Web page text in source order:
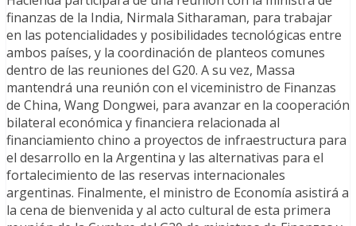
finanzas de la India, Nirmala Sitharaman, para trabajar
en las potencialidades y posibilidades tecnológicas entre
ambos países, y la coordinación de planteos comunes
dentro de las reuniones del G20. A su vez, Massa
mantendrá una reunión con el viceministro de Finanzas
de China, Wang Dongwei, para avanzar en la cooperación
bilateral económica y financiera relacionada al
financiamiento chino a proyectos de infraestructura para
el desarrollo en la Argentina y las alternativas para el
fortalecimiento de las reservas internacionales
argentinas. Finalmente, el ministro de Economía asistirá a
la cena de bienvenida y al acto cultural de esta primera